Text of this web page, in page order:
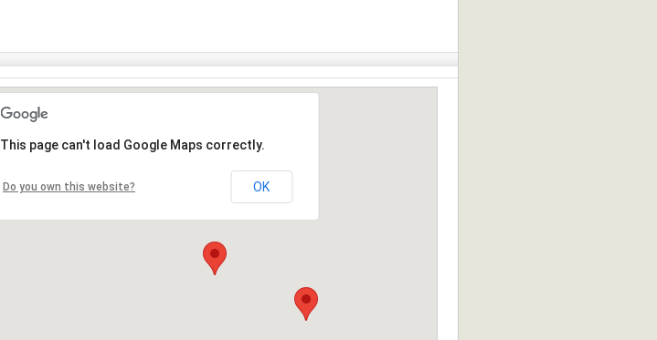
This page can't load Google Maps correctly.
Do you own this website? OK